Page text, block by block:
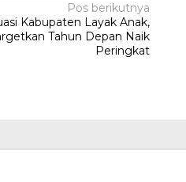
Pos berikutnya
Kabupaten Layak Anak,
Tahun Depan Naik
Peringkat